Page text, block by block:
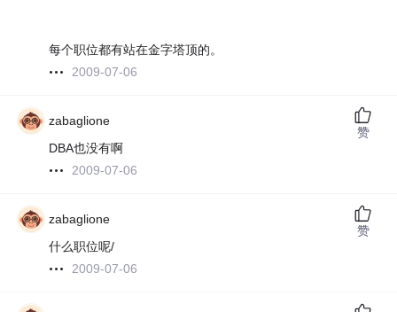
每个职位都有站在金字塔顶的。
2009-07-06
zabaglione
DBA也没有啊
2009-07-06
赞
zabaglione
什么职位呢/
2009-07-06
赞